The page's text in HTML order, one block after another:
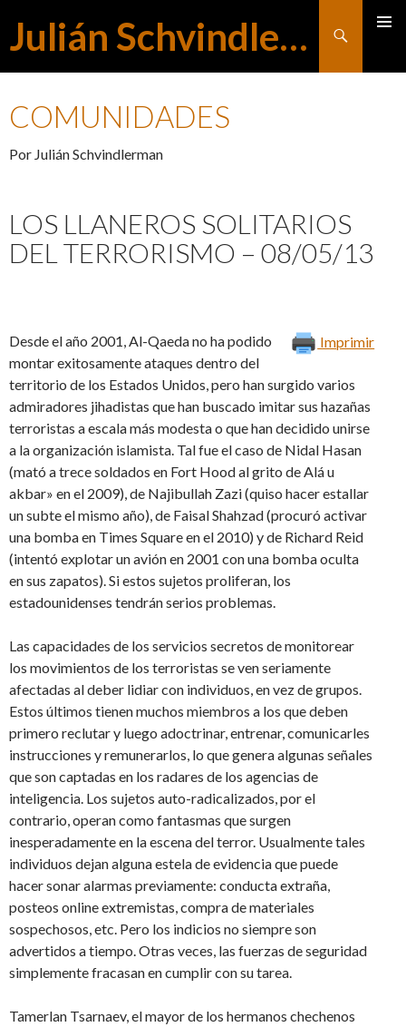
Julián Schvindlerman
Buscar
COMUNIDADES
Por Julián Schvindlerman
LOS LLANEROS SOLITARIOS
DEL TERRORISMO – 08/05/13
Imprimir
Desde el año 2001, Al-Qaeda no ha podido
montar exitosamente ataques dentro del
territorio de los Estados Unidos, pero han surgido varios
admiradores jihadistas que han buscado imitar sus hazañas
terroristas a escala más modesta o que han decidido unirse
a la organización islamista. Tal fue el caso de Nidal Hasan
(mató a trece soldados en Fort Hood al grito de Alá u
akbar» en el 2009), de Najibullah Zazi (quiso hacer estallar
un subte el mismo año), de Faisal Shahzad (procuró activar
una bomba en Times Square en el 2010) y de Richard Reid
(intentó explotar un avión en 2001 con una bomba oculta
en sus zapatos). Si estos sujetos proliferan, los
estadounidenses tendrán serios problemas.
Las capacidades de los servicios secretos de monitorear
los movimientos de los terroristas se ven seriamente
afectadas al deber lidiar con individuos, en vez de grupos.
Estos últimos tienen muchos miembros a los que deben
primero reclutar y luego adoctrinar, entrenar, comunicarles
instrucciones y remunerarlos, lo que genera algunas señales
que son captadas en los radares de los agencias de
inteligencia. Los sujetos auto-radicalizados, por el
contrario, operan como fantasmas que surgen
inesperadamente en la escena del terror. Usualmente tales
individuos dejan alguna estela de evidencia que puede
hacer sonar alarmas previamente: conducta extraña,
posteos online extremistas, compra de materiales
sospechosos, etc. Pero los indicios no siempre son
advertidos a tiempo. Otras veces, las fuerzas de seguridad
simplemente fracasan en cumplir con su tarea.
Tamerlan Tsarnaev, el mayor de los hermanos chechenos